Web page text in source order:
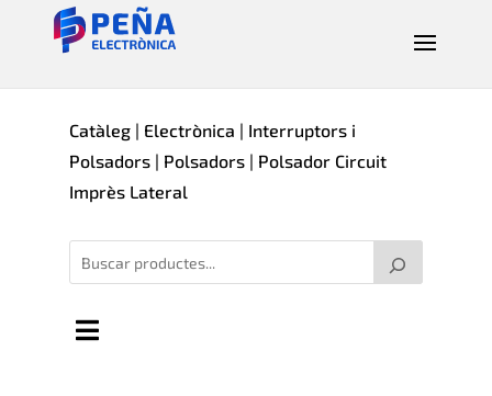
Catàleg| Electrònica | Interruptors i
Polsadors| Polsadors| Polsador Circuit
Imprès Lateral